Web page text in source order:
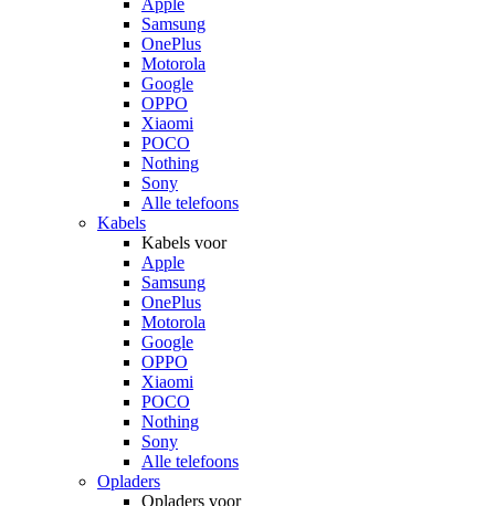
Apple
Samsung
OnePlus
Motorola
Google
OPPO
Xiaomi
POCO
Nothing
Sony
Alle telefoons
Kabels
Kabels voor
Apple
Samsung
OnePlus
Motorola
Google
OPPO
Xiaomi
POCO
Nothing
Sony
Alle telefoons
Opladers
Opladers voor